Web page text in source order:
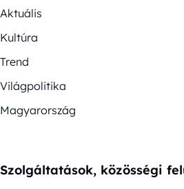
Aktuális
Kultúra
Trend
Világpolitika
Magyarország
Szolgáltatások, közösségi